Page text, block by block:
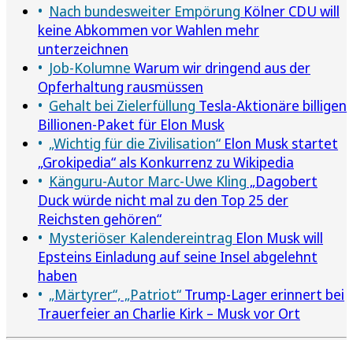
Nach bundesweiter Empörung Kölner CDU will
keine Abkommen vor Wahlen mehr
unterzeichnen
Job-Kolumne Warum wir dringend aus der
Opferhaltung rausmüssen
Gehalt bei Zielerfüllung Tesla-Aktionäre billigen
Billionen-Paket für Elon Musk
„Wichtig für die Zivilisation“ Elon Musk startet
„Grokipedia“ als Konkurrenz zu Wikipedia
Känguru-Autor Marc-Uwe Kling „Dagobert
Duck würde nicht mal zu den Top 25 der
Reichsten gehören“
Mysteriöser Kalendereintrag Elon Musk will
Epsteins Einladung auf seine Insel abgelehnt
haben
„Märtyrer“, „Patriot“ Trump-Lager erinnert bei
Trauerfeier an Charlie Kirk – Musk vor Ort